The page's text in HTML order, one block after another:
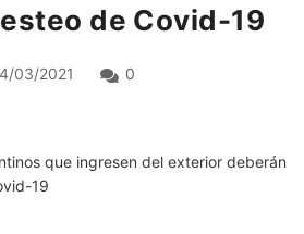
de Covid-19
03/2021
0